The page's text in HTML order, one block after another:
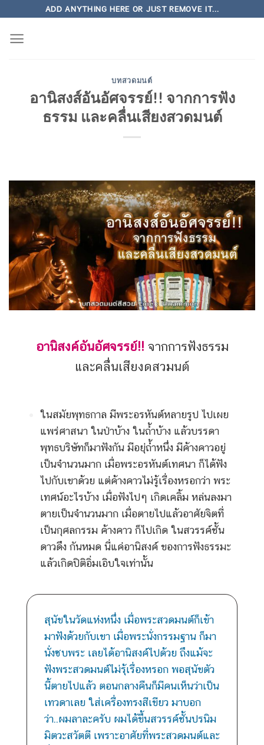
content
ADD ANYTHING HERE OR JUST REMOVE IT...
บทสวดมนต์
อานิสงส์อันอัศจรรย์!! จากการฟัง
ธรรม และคลื่นเสียงสวดมนต์
อานิสงค์อันอัศจรรย์!! จากการฟังธรรม
และคลื่นเสียงดสวมนต์
ในสมัยพุทธกาล มีพระอรหันต์หลายรูป ไปเผย
แพร่ศาสนา ในป่าบ้าง ในถ้ำบ้าง แล้วบรรดา
พุทธบริษัทก็มาฟังกัน มีอยุ่ถ้ำหนึ่ง มีค้างคาวอยู่
เป็นจำนวนมาก เมื่อพระอรหันต์เทศนา ก็ได้ฟัง
ไปกับเขาด้วย แต่ค้างคาวไม่รู้เรื่องหรอกว่า พระ
เทศน์อะไรบ้าง เมื่อฟังไปๆ เกิดเคลิ้ม หล่นลงมา
ตายเป็นจำนวนมาก เมื่อตายไปแล้วอาศัยจิตที่
เป็นกุศลกรรม ค้างคาว ก็ไปเกิด ในสวรรค์ชั้น
ดาวดึง กันหมด นี่แค่อานิสงค์ ของการฟังธรรมะ
แล้วเกิดปิติอิ่มเอิบใจเท่านั้น
สุนัขในวัดแห่งหนึ่ง เมื่อพระสวดมนต์ก็เข้า
มาฟังด้วยกับเขา เมื่อพระนั่งกรรมฐาน ก็มา
นั่งซบพระ เลยได้อานิสงค์ไปด้วย ถึงแม้จะ
ฟังพระสวดมนต์ไม่รุ้เรื่องหรอก พอสุนัขตัว
นี้ตายไปแล้ว ตอนกลางคืนก็มีคนเห็นว่าเป็น
เทวดาเลย ใส่เครื่องทรงสีเขียว มาบอก
ว่า..ผมลาละครับ ผมได้ขึ้นสวรรค์ชั้นปรนิม
มิตวะสวัตตี เพราะอาศัยที่พระสวดมนต์และ